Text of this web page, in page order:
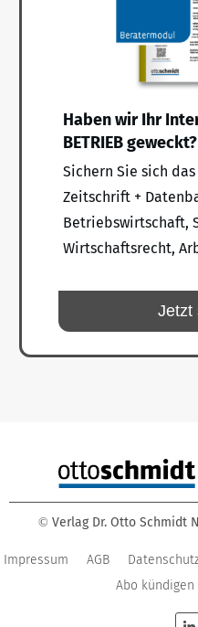
Haben wir Ihr
BETRIEB geweckt?
Sichern Sie sich das
Zeitschrift +
Betriebswirtschaft,
Wirtschaftsrecht,
Jetzt
© Verlag Dr. Otto Schmidt
Impressum AGB
Abo kündigen